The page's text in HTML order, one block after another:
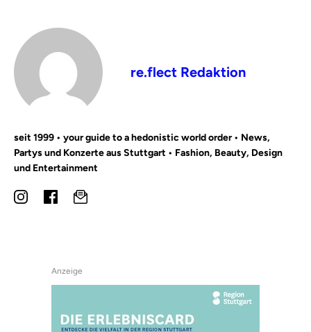
re.flect Redaktion
seit 1999 • your guide to a hedonistic world order • News,
Partys und Konzerte aus Stuttgart • Fashion, Beauty, Design
und Entertainment
Anzeige